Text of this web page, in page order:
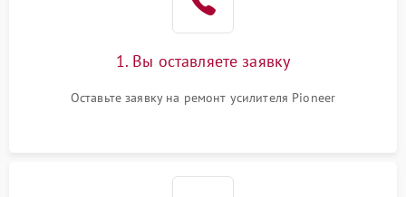
1. Вы оставляете заявку
Оставьте заявку на ремонт усилителя Pioneer